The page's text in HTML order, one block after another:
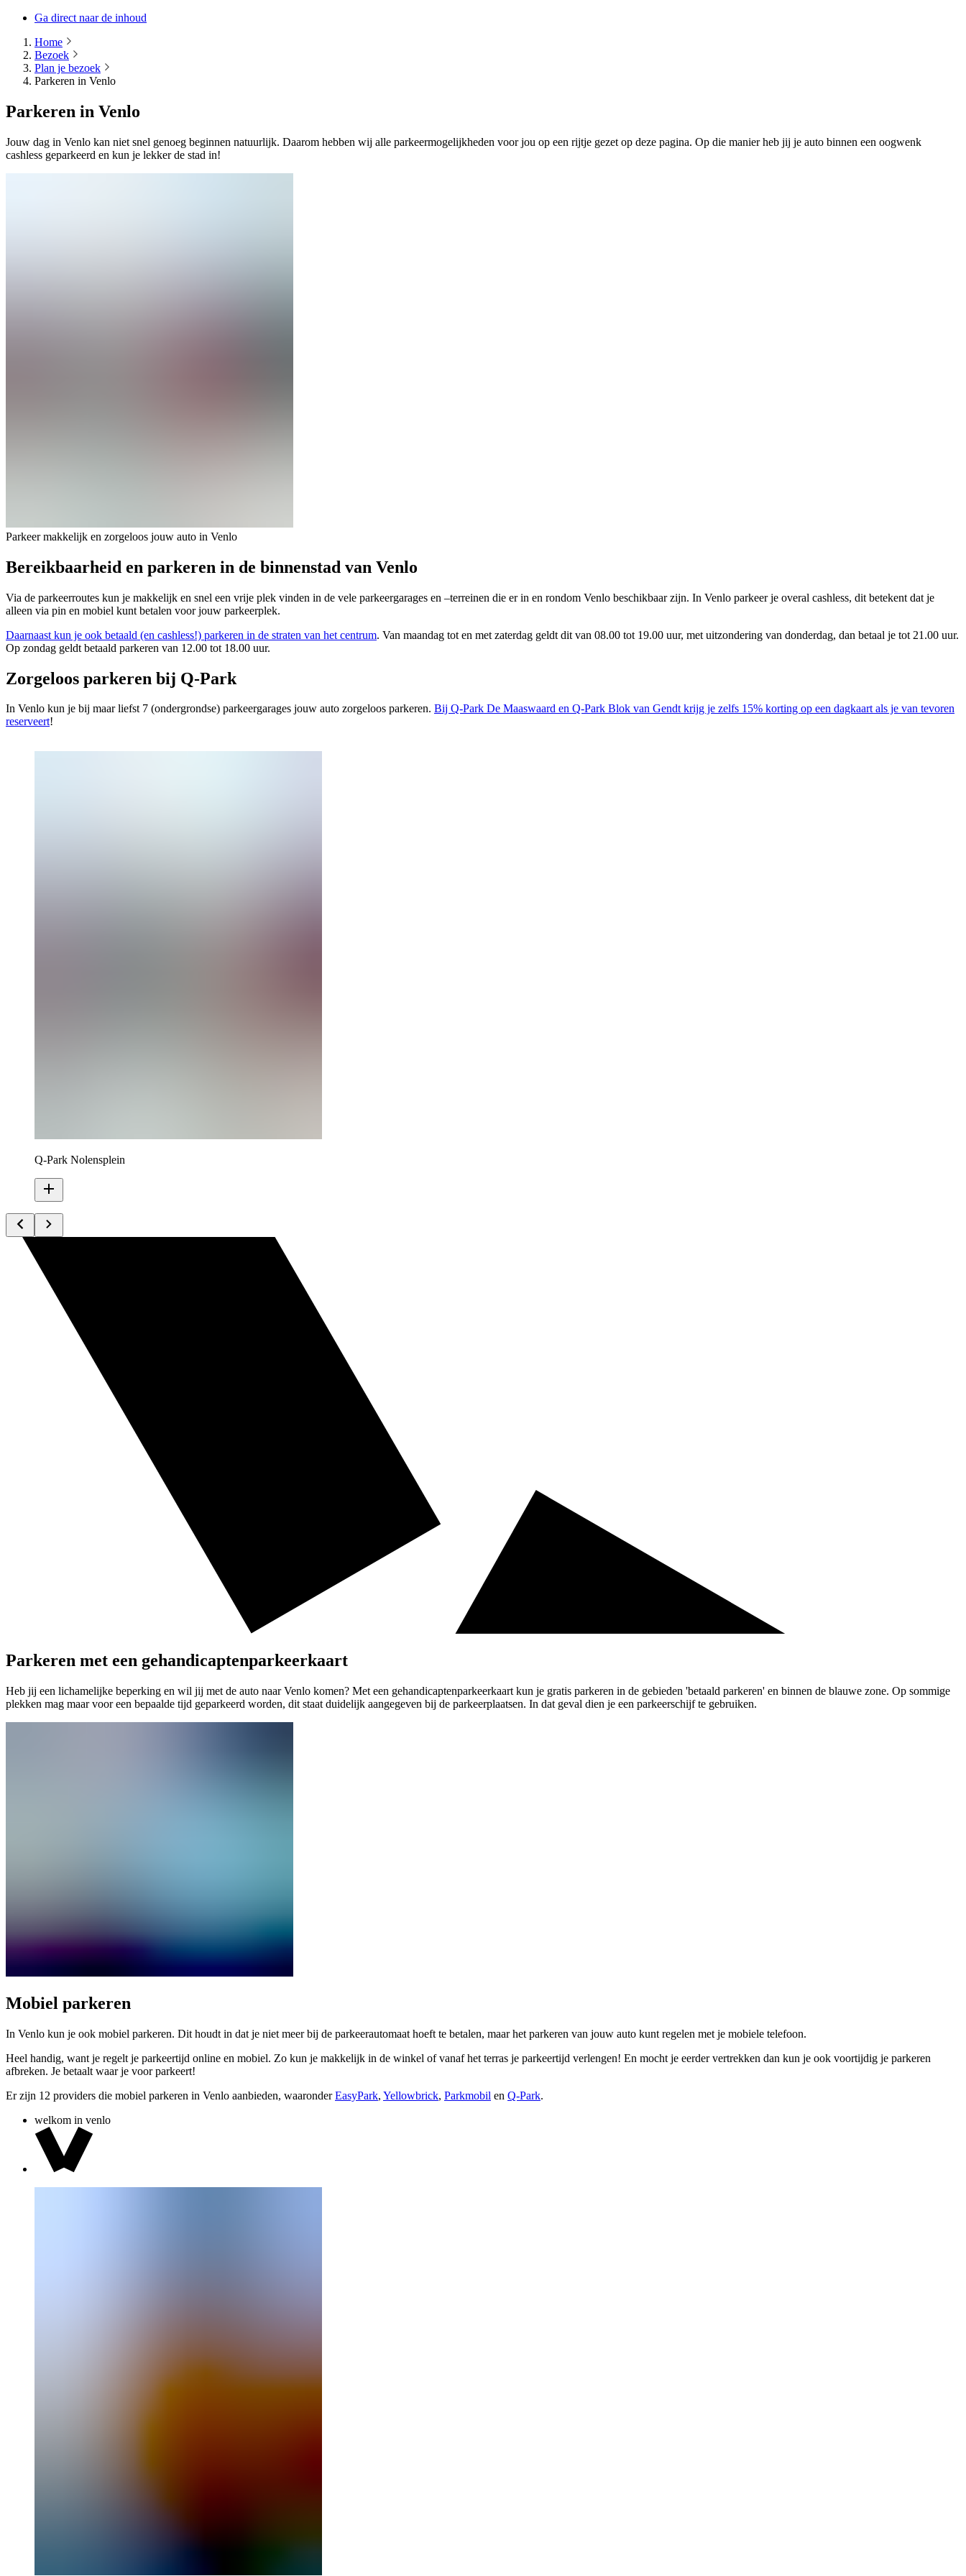
Ga direct naar de inhoud
Home
Bezoek
Plan je bezoek
Parkeren in Venlo
Parkeren in Venlo
Jouw dag in Venlo kan niet snel genoeg beginnen natuurlijk. Daarom hebben wij alle parkeermogelijkheden voor jou op een rijtje gezet op deze pagina. Op die manier heb jij je auto binnen een oogwenk
cashless geparkeerd en kun je lekker de stad in!
Parkeer makkelijk en zorgeloos jouw auto in Venlo
Bereikbaarheid en parkeren in de binnenstad van Venlo
Via de parkeerroutes kun je makkelijk en snel een vrije plek vinden in de vele parkeergarages en –terreinen die er in en rondom Venlo beschikbaar zijn. In Venlo parkeer je overal cashless, dit betekent dat je
alleen via pin en mobiel kunt betalen voor jouw parkeerplek.
Daarnaast kun je ook betaald (en cashless!) parkeren in de straten van het centrum. Van maandag tot en met zaterdag geldt dit van 08.00 tot 19.00 uur, met uitzondering van donderdag, dan betaal je tot 21.00 uur.
Op zondag geldt betaald parkeren van 12.00 tot 18.00 uur.
Zorgeloos parkeren bij Q-Park
In Venlo kun je bij maar liefst 7 (ondergrondse) parkeergarages jouw auto zorgeloos parkeren. Bij Q-Park De Maaswaard en Q-Park Blok van Gendt krijg je zelfs 15% korting op een dagkaart als je van tevoren
reserveert!
Q-Park Nolensplein
Parkeren met een gehandicaptenparkeerkaart
Heb jij een lichamelijke beperking en wil jij met de auto naar Venlo komen? Met een gehandicaptenparkeerkaart kun je gratis parkeren in de gebieden 'betaald parkeren' en binnen de blauwe zone. Op sommige
plekken mag maar voor een bepaalde tijd geparkeerd worden, dit staat duidelijk aangegeven bij de parkeerplaatsen. In dat geval dien je een parkeerschijf te gebruiken.
Mobiel parkeren
In Venlo kun je ook mobiel parkeren. Dit houdt in dat je niet meer bij de parkeerautomaat hoeft te betalen, maar het parkeren van jouw auto kunt regelen met je mobiele telefoon.
Heel handig, want je regelt je parkeertijd online en mobiel. Zo kun je makkelijk in de winkel of vanaf het terras je parkeertijd verlengen! En mocht je eerder vertrekken dan kun je ook voortijdig je parkeren
afbreken. Je betaalt waar je voor parkeert!
Er zijn 12 providers die mobiel parkeren in Venlo aanbieden, waaronderEasyPark, Yellowbrick, Parkmobil en Q-Park.
welkom in venlo